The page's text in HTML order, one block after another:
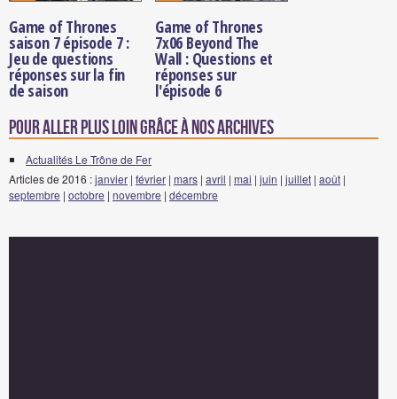
Game of Thrones
saison 7 épisode 7 :
Jeu de questions
réponses sur la fin
de saison
Game of Thrones
7x06 Beyond The
Wall : Questions et
réponses sur
l'épisode 6
Pour aller plus loin grâce à nos archives
Actualités Le Trône de Fer
Articles de 2016 :janvier | février | mars | avril | mai | juin | juillet | août |
septembre | octobre | novembre | décembre